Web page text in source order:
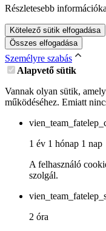
Részletesebb
Kötelező sütik elfogadása
Összes elfogadása
Személyre szabás
Alapvető sütik
Vannak olyan sütik,
működéséhez. Emiatt
1 év 1 hónap 1 nap
A felhasználó
szolgál.
2 óra